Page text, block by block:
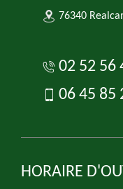
76340
02 52 56
06 45 85
HORAIRE